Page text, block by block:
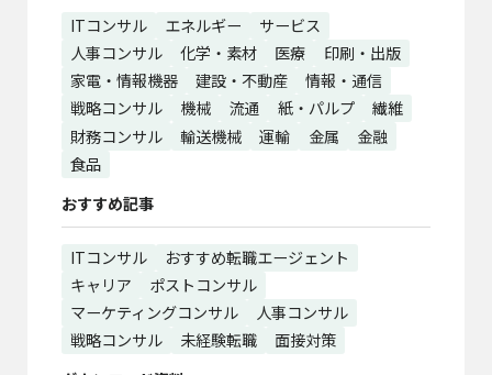
ITコンサル エネルギー
サービス
人事コンサル
化学・素材 医療
印刷・出版
家電・情報機器
建設・不動産
情報・通信
戦略コンサル
機械 流通 紙・パルプ
繊維
財務コンサル
輸送機械 運輸 金属
金融
食品
おすすめ記事
ITコンサル
おすすめ転職エージェント
キャリア
ポストコンサル
マーケティングコンサル
人事コンサル
戦略コンサル
未経験転職
面接対策